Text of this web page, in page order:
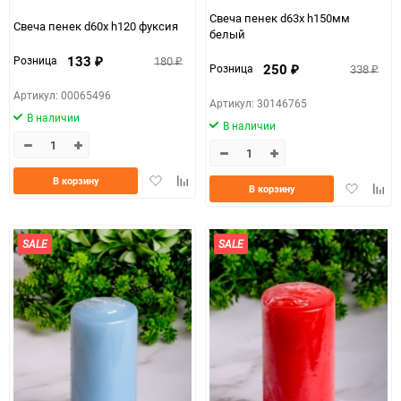
Свеча пенек d60х h120 фуксия
Розница 133 ₽ 180₽
Артикул: 00065496
В наличии
ДобавитьДобавить
В корзину
Свеча пенек d63х h150мм
белый
Розница 250 ₽ 338₽
Артикул: 30146765
В наличии
Добавить
В корзину
SALE SALE